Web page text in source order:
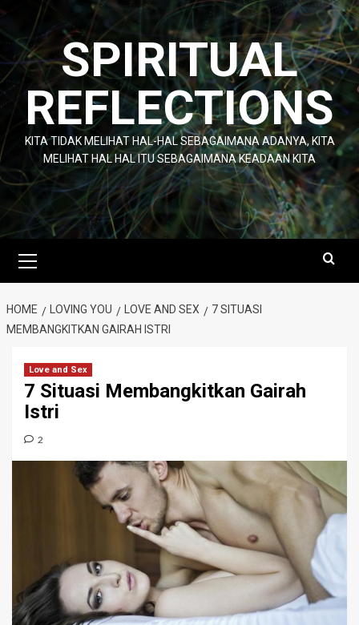
Skip
content
SPIRITUAL
REFLECTIONS
KITA TIDAK MELIHAT HAL-HAL SEBAGAIMANA ADANYA, KITA
MELIHAT HAL HAL ITU SEBAGAIMANA KEADAAN KITA
Menu
HOME LOVING YOU LOVE AND SEX
7 SITUASI
MEMBANGKITKAN GAIRAH ISTRI
Love and Sex
7 Situasi Membangkitkan Gairah
Istri
2